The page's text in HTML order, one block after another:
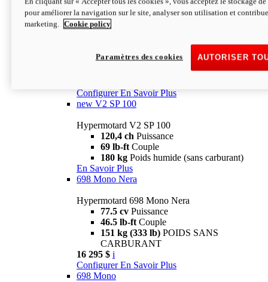
Configurer En Savoir Plus
newV2 SP
69 lb-ftCouple
Poids humide (sans carburant)
Configurer En Savoir Plus
new V2 SP 100
Hypermotard V2 SP 100
120,4 ch Puissance
69 lb-ft Couple
180 kg Poids humide (sans carburant)
En Savoir Plus
698 Mono Nera
Hypermotard 698 Mono Nera
77.5 cv Puissance
46.5 lb-ft Couple
151 kg (333 lb) POIDS SANS
CARBURANT
16 295 $ i
Configurer En Savoir Plus
698 Mono
pour améliorer la navigation sur le site, analyser son utilisation et
marketing.
Cookie policy
AUTORISER
Paramètres des cookies